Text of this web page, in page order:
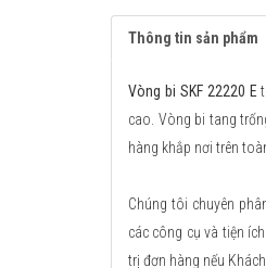
Thông tin sản phẩm
Vòng bi SKF 22220 E
cao. Vòng bi tang
hàng khắp nơi trên
Chúng tôi chuyên
các công cụ và tiện
trị đơn hàng nếu